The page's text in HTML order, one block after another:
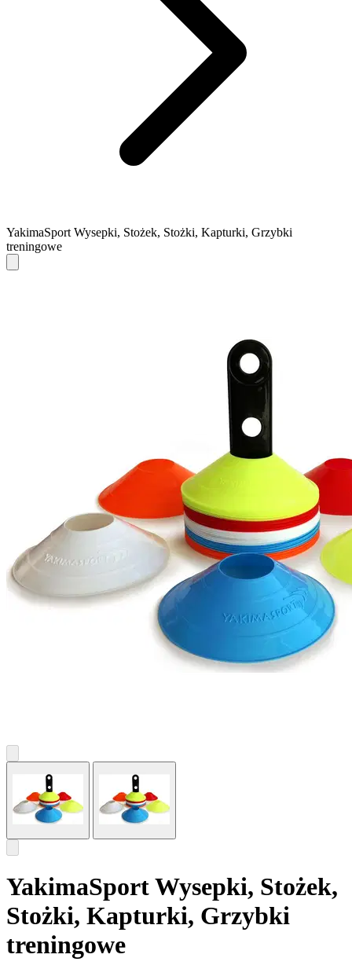
YakimaSport Wysepki, Stożek, Stożki, Kapturki, Grzybki
treningowe
YakimaSport Wysepki, Stożek,
Stożki, Kapturki, Grzybki
treningowe